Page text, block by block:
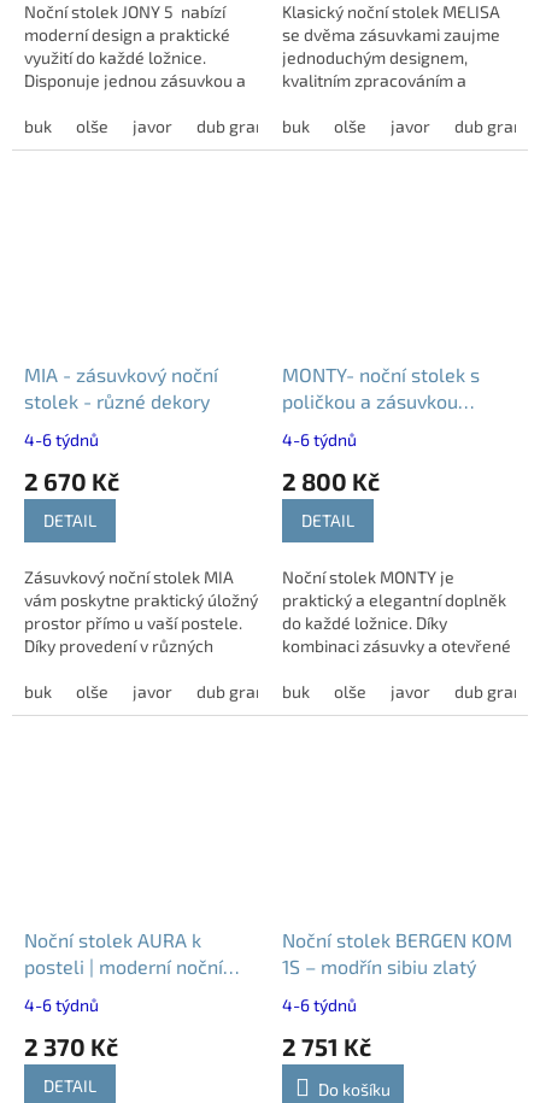
Noční stolek JONY 5 nabízí
moderní design a praktické
využití do každé ložnice.
Disponuje jednou zásuvkou a
dostatek prostoru pro...
buk olše javor dub grande dub harmony modřín latté
Klasický noční stolek MELISA
se dvěma zásuvkami zaujme
jednoduchým designem,
kvalitním zpracováním a
lůžky. Nabízí dostatek
úložného...
buk olše javor dub
MIA - zásuvkový noční
stolek - různé dekory
4-6 týdnů
2 670 Kč
DETAIL
Zásuvkový noční stolek MIA
vám poskytne praktický úložný
prostor přímo u vaší postele.
Díky provedení v různých
vybavením vaší ložnice.
buk olše javor dub grande dub harmony modřín latté
MONTY- noční stolek s
poličkou a zásuvkou
50x40x40 cm
4-6 týdnů
2 800 Kč
DETAIL
Noční stolek MONTY je
praktický a elegantní doplněk
do každé ložnice. Díky
kombinaci zásuvky a otevřené
místa. Jeho jednoduchý desing
snadno zapadne do...
buk olše javor dub
Noční stolek AURA k
posteli | moderní noční
dekory
4-6 týdnů
2 370 Kč
DETAIL
Noční stolek BERGEN KOM
1S – modřín sibiu zlatý
4-6 týdnů
2 751 Kč
Do košíku